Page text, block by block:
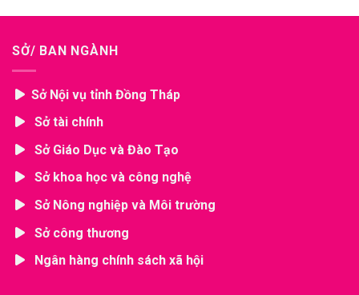
SỞ/ BAN NGÀNH
Sở Nội vụ tỉnh Đồng Tháp
Sở tài chính
Sở Giáo Dục và Đào Tạo
Sở khoa học và công nghệ
Sở Nông nghiệp và Môi trường
Sở công thương
Ngân hàng chính sách xã hội